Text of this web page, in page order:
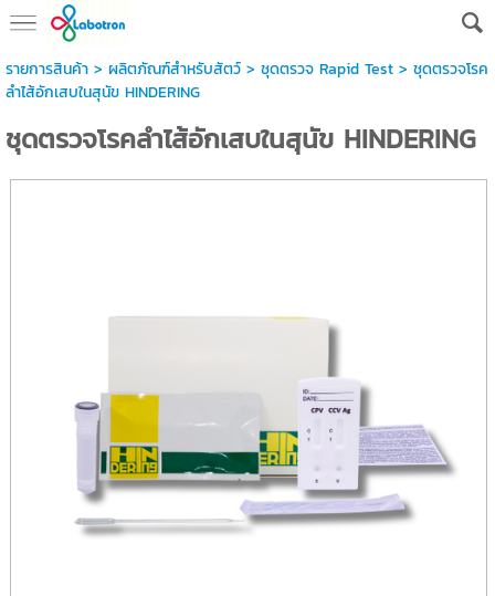
รายการสินค้า> ผลิตภัณฑ์สำหรับสัตว์> ชุดตรวจ Rapid Test> ชุดตรวจโรค
ลำไส้อักเสบในสุนัข HINDERING
ชุดตรวจโรคลำไส้อักเสบในสุนัข HINDERING